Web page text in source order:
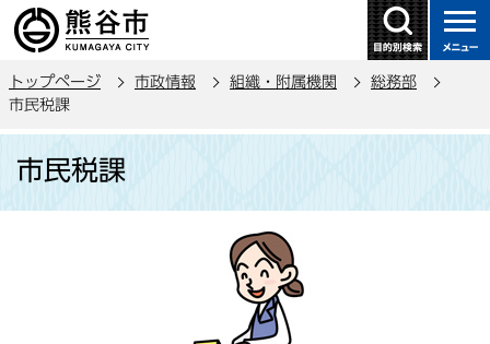
の
ー
トップページ 市政情報 組織・附属機関
総務部
市民税課
市民税課